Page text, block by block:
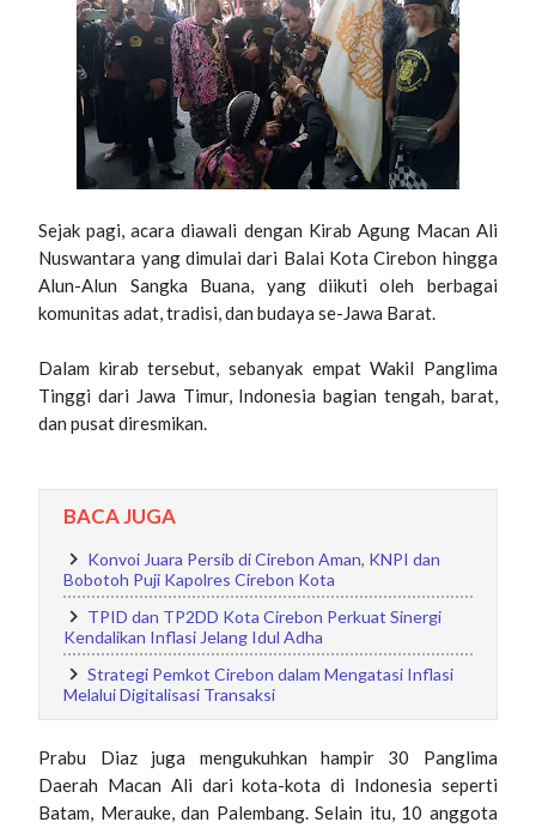
Sejak pagi, acara diawali dengan Kirab Agung Macan Ali
Nuswantara yang dimulai dari Balai Kota Cirebon hingga
Alun-Alun Sangka Buana, yang diikuti oleh berbagai
komunitas adat, tradisi, dan budaya se-Jawa Barat.
Dalam kirab tersebut, sebanyak empat Wakil Panglima
Tinggi dari Jawa Timur, Indonesia bagian tengah, barat,
dan pusat diresmikan.
BACA JUGA
Konvoi Juara Persib di Cirebon Aman, KNPI dan
Bobotoh Puji Kapolres Cirebon Kota
TPID dan TP2DD Kota Cirebon Perkuat Sinergi
Kendalikan Inflasi Jelang Idul Adha
Strategi Pemkot Cirebon dalam Mengatasi Inflasi
Melalui Digitalisasi Transaksi
Prabu Diaz juga mengukuhkan hampir 30 Panglima
Daerah Macan Ali dari kota-kota di Indonesia seperti
Batam, Merauke, dan Palembang. Selain itu, 10 anggota